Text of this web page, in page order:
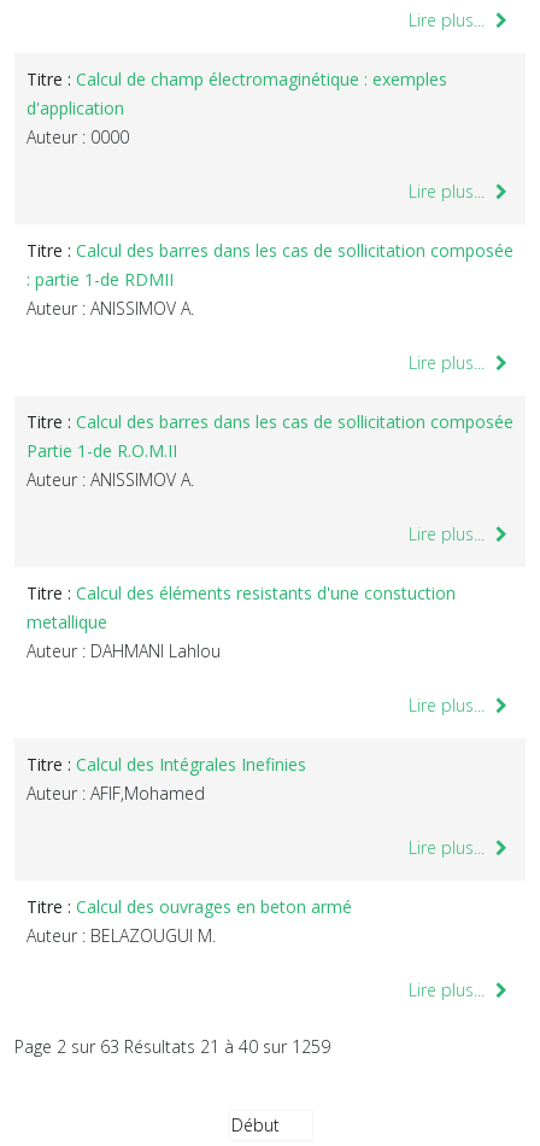
Lire plus...
Titre : Calcul de champ électromaginétique : exemples
d'application
Auteur : 0000
Lire plus...
Titre : Calcul des barres dans les cas de sollicitation composée
: partie 1-de RDMII
Auteur : ANISSIMOV A.
Lire plus...
Titre : Calcul des barres dans les cas de sollicitation composée
Partie 1-de R.O.M.II
Auteur : ANISSIMOV A.
Lire plus...
Titre : Calcul des éléments resistants d'une constuction
metallique
Auteur : DAHMANI Lahlou
Lire plus...
Titre : Calcul des Intégrales Inefinies
Auteur : AFIF,Mohamed
Lire plus...
Titre : Calcul des ouvrages en beton armé
Auteur : BELAZOUGUI M.
Lire plus...
Page 2 sur 63 Résultats 21 à 40 sur 1259
Début